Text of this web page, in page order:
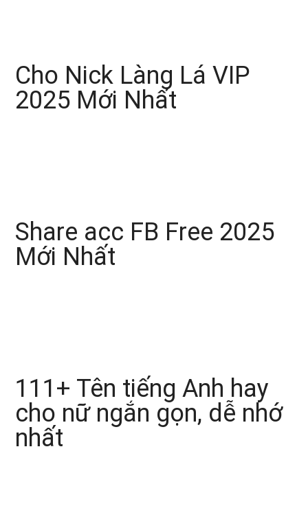
Cho Nick Làng Lá VIP
2025 Mới Nhất
Share acc FB Free 2025
Mới Nhất
111+ Tên tiếng Anh hay
cho nữ ngắn gọn, dễ nhớ
nhất